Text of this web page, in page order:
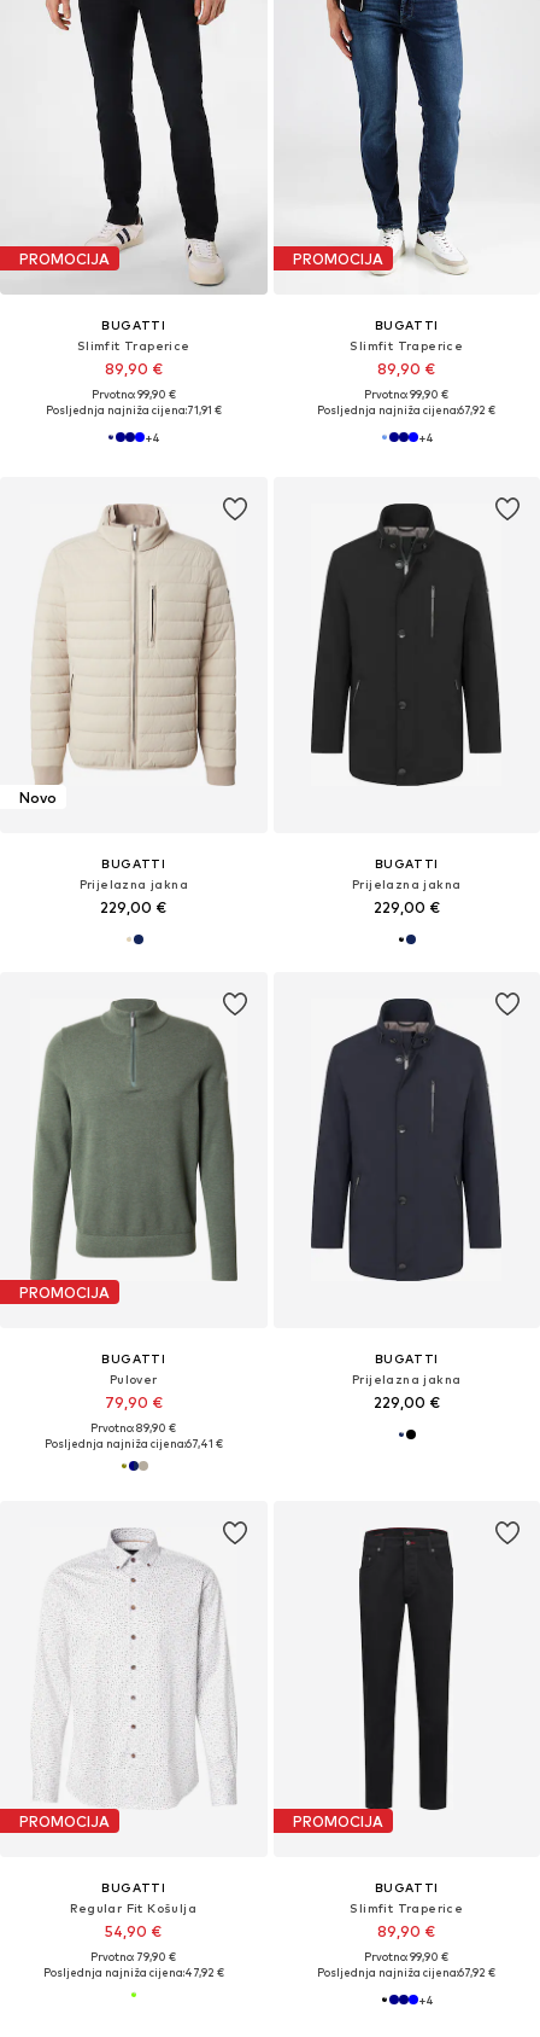
PROMOCIJA
BUGATTI
Slimfit Traperice
89,90 €
Prvotno: 99,90 €
Posljednja najniža cijena:71,91 €
+4
PROMOCIJA
BUGATTI
Slimfit Traperice
89,90 €
Prvotno: 99,90 €
Posljednja najniža cijena:67,92 €
+4
Novo
BUGATTI
Prijelazna jakna
229,00 €
BUGATTI
Prijelazna jakna
229,00 €
PROMOCIJA
BUGATTI
Pulover
79,90 €
Prvotno: 89,90 €
Posljednja najniža cijena:67,41 €
BUGATTI
Prijelazna jakna
229,00 €
PROMOCIJA
BUGATTI
Regular Fit Košulja
54,90 €
Prvotno: 79,90 €
Posljednja najniža cijena:47,92 €
PROMOCIJA
BUGATTI
Slimfit Traperice
89,90 €
Prvotno: 99,90 €
Posljednja najniža cijena:67,92 €
+4